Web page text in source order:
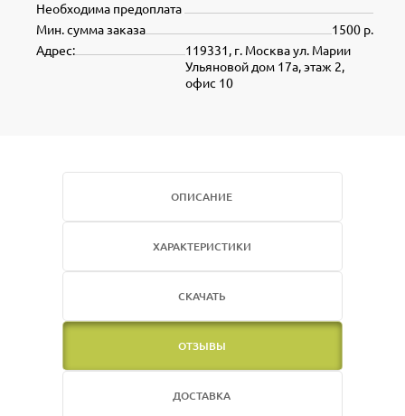
Необходима предоплата
1500 р.
Мин. сумма заказа
119331, г. Москва ул. Марии
Ульяновой дом 17а, этаж 2,
офис 10
Адрес:
ОПИСАНИЕ
ХАРАКТЕРИСТИКИ
СКАЧАТЬ
ОТЗЫВЫ
ДОСТАВКА